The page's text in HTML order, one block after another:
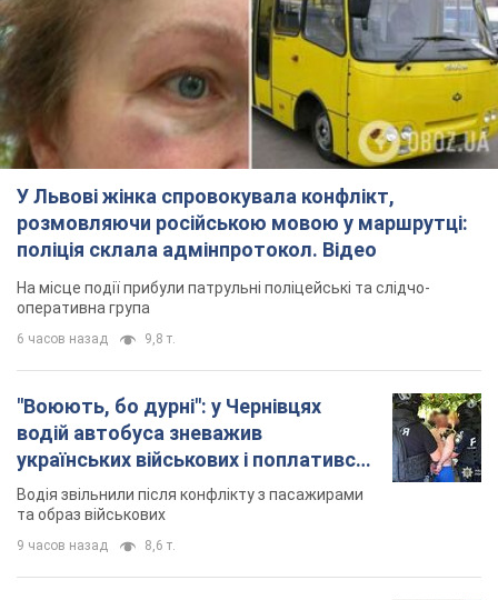
У Львові жінка спровокувала конфлікт,
розмовляючи російською мовою у маршрутці:
поліція склала адмінпротокол. Відео
На місце події прибули патрульні поліцейські та слідчо-
оперативна група
6 часов назад 9,8 т.
"Воюють, бо дурні": у Чернівцях
водій автобуса зневажив
українських військових і поплатився.
Відео
Водія звільнили після конфлікту з пасажирами
та образ військових
9 часов назад 8,6 т.